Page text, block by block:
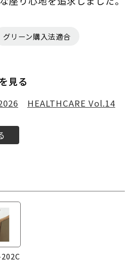
グリーン購入法適合
見る
HEALTHCARE Vol.14